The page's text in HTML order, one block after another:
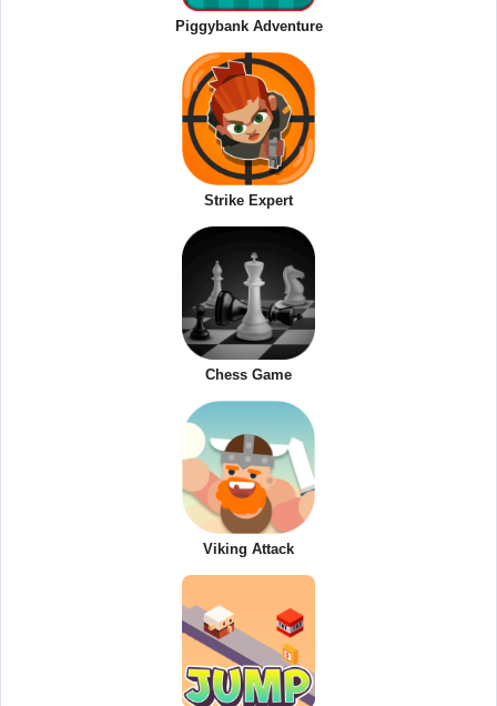
Piggybank Adventure
Strike Expert
Chess Game
Viking Attack